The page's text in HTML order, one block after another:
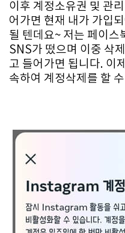
이후 계정소유권 및 관
어가면 현재 내가 가입
될 텐데요~ 저는 페이스
SNS가 떴으며 이중 삭
고 들어가면 됩니다. 이
속하여 계정삭제를 할